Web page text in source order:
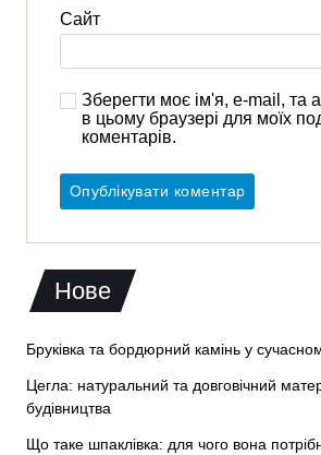
Сайт
Зберегти моє ім'я, e-mail, та
в цьому браузері для моїх
коментарів.
Нове
Бруківка та бордюрний камінь у
Цегла: натуральний та довговічний
будівництва
Що таке шпаклівка: для чого вона